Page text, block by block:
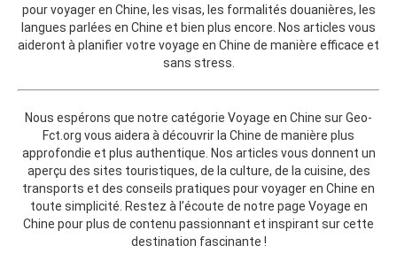
pour voyager en Chine, les visas, les formalités douanières, les
langues parlées en Chine et bien plus encore. Nos articles vous
aideront à planifier votre voyage en Chine de manière efficace et
sans stress.
Nous espérons que notre catégorie Voyage en Chine sur Geo-
Fct.org vous aidera à découvrir la Chine de manière plus
approfondie et plus authentique. Nos articles vous donnent un
aperçu des sites touristiques, de la culture, de la cuisine, des
transports et des conseils pratiques pour voyager en Chine en
toute simplicité. Restez à l’écoute de notre page Voyage en
Chine pour plus de contenu passionnant et inspirant sur cette
destination fascinante !